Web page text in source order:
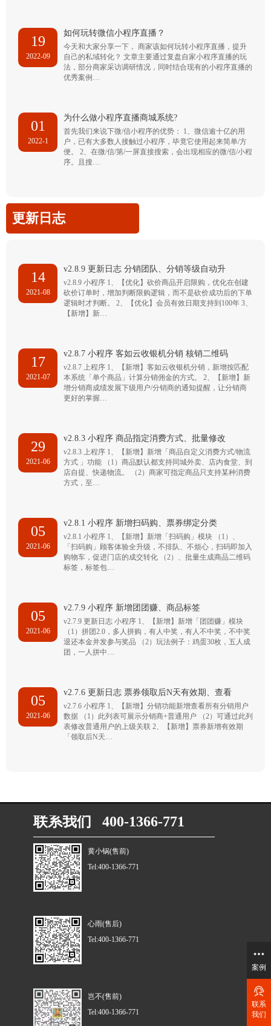
19
2022-09
如何玩转微信小程序直播？
今天和大家分享一下， 商家该如何玩转小程序直播，提升
自己的私域转化？ 文章主要通过复盘自家小程序直播的玩
法，部分商家采访调研情况，同时结合现有的小程序直播的
优秀案例…
01
2022-1
为什么做小程序直播商城系统?
首先我们来说下微/信小程序的优势： 1、微信逾十亿的用
户，已有大多数人接触过小程序，毕竟它使用起来简单/方
便。 2、在微/信/第/一屏直接搜索，会出现相应的微/信/小程
序。且搜…
更新日志
14
2021-08
v2.8.9 更新日志 分销团队、分销等级自动升
v2.8.9 小程序 1、【优化】砍价商品开启限购，优化在创建
砍价订单时，增加判断限购逻辑，而不是砍价成功后的下单
逻辑时才判断。 2、【优化】会员有效日期支持到100年 3、
【新增】新…
17
2021-07
v2.8.7 小程序 客如云收银机分销 核销二维码
v2.8.7 上程序 1、【新增】客如云收银机分销，新增按匹配
本系统「单个商品」计算分销佣金的方式。 2、【新增】新
增分销商成绩发展下级用户/分销商的通知提醒，让分销商
更好的掌握…
29
2021-06
v2.8.3 小程序 商品指定消费方式、批量修改
v2.8.3 上程序 1、【新增】新增「商品自定义消费方式/物流
方式 」功能 （1）商品默认都支持同城外卖、店内食堂、到
店自提、快递物流。 （2）商家可指定商品只支持某种消费
方式，至…
05
2021-06
v2.8.1 小程序 新增扫码购、票券绑定分类
v2.8.1 小程序 1、【新增】新增「扫码购」模块 （1）、
「扫码购」顾客体验全升级，不排队、不烦心，扫码即加入
购物车，促进门店的成交转化 （2）、批量生成商品二维码
标签，标签包…
05
2021-06
v2.7.9 小程序 新增团团赚、商品标签
v2.7.9 更新日志 小程序 1、【新增】新增「团团赚」模块
（1）拼团2.0，多人拼购，有人中奖，有人不中奖，不中奖
退还本金并发参与奖品 （2）玩法例子：鸡蛋30枚，五人成
团，一人拼中…
05
2021-06
v2.7.6 更新日志 票券领取后N天有效期、查看
v2.7.6 小程序 1、【新增】分销功能新增查看所有分销用户
数据 （1）此列表可展示分销商+普通用户 （2）可通过此列
表修改普通用户的上级关联 2、【新增】票券新增有效期
「领取后N天…
联系我们 400-1366-771
黄小锅(售前)
Tel:400-1366-771
心雨(售后)
Tel:400-1366-771
岂不(售前)
Tel:400-1366-771
案例
联系
我们